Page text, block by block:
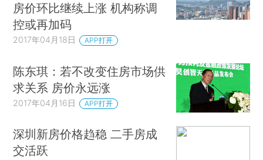
房价环比继续上涨 机构称调
控或再加码
2017年04月18日 APP打开
陈东琪：若不改变住房市场供
求关系 房价永远涨
2017年04月16日 APP打开
深圳新房价格趋稳 二手房成
交活跃